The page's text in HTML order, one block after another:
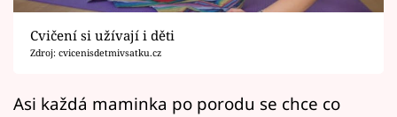
Filmový festival Karlovy Vary
Pořady
Mámy sobě
Cvičení si užívají i děti
Zdroj: cvicenisdetmivsatku.cz
Asi každá maminka po porodu se chce co